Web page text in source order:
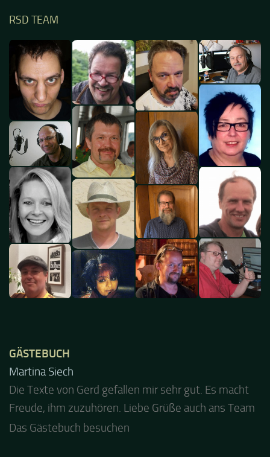
RSD TEAM
GÄSTEBUCH
Jacel
Guten Abend und auch von uns nochmals besten
Dank für die tolle Mucke zur Party! Der aktuelle Live